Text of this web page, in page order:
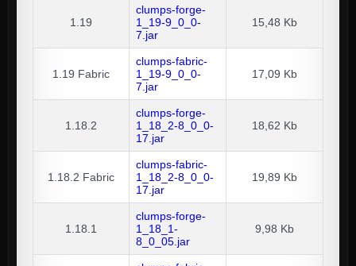
1.19
clumps-forge-
1_19-9_0_0-
7.jar
15,48 Kb
1.19 Fabric
clumps-fabric-
1_19-9_0_0-
7.jar
17,09 Kb
1.18.2
clumps-forge-
1_18_2-8_0_0-
17.jar
18,62 Kb
1.18.2 Fabric
clumps-fabric-
1_18_2-8_0_0-
17.jar
19,89 Kb
1.18.1
clumps-forge-
1_18_1-
8_0_05.jar
9,98 Kb